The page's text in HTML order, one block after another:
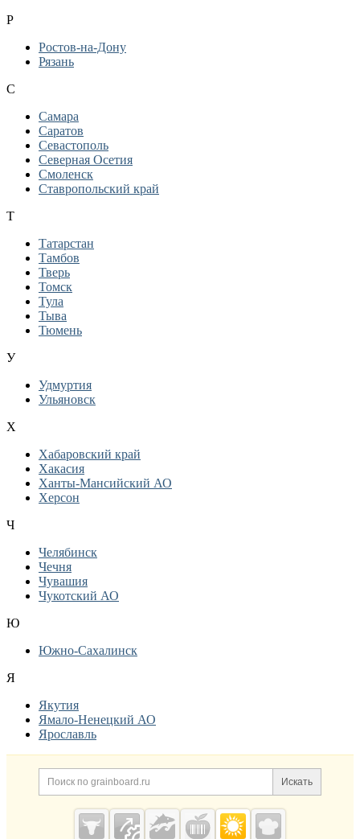
Р
Ростов-на-Дону
Рязань
С
Самара
Саратов
Севастополь
Северная Осетия
Смоленск
Ставропольский край
Т
Татарстан
Тамбов
Тверь
Томск
Тула
Тыва
Тюмень
У
Удмуртия
Ульяновск
Х
Хабаровский край
Хакасия
Ханты-Мансийский АО
Херсон
Ч
Челябинск
Чечня
Чувашия
Чукотский АО
Ю
Южно-Сахалинск
Я
Якутия
Ямало-Ненецкий АО
Ярославль
Дополнительная информация
Поиск по сайту и
Искать
Cсылки на полезные проекты